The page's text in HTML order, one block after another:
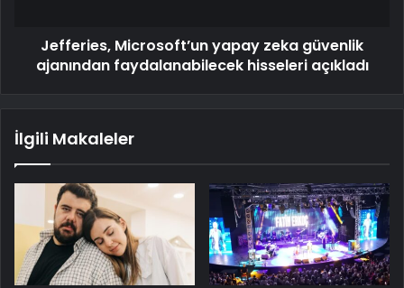
Jefferies, Microsoft’un yapay zeka güvenlik
ajanından faydalanabilecek hisseleri açıkladı
İlgili Makaleler